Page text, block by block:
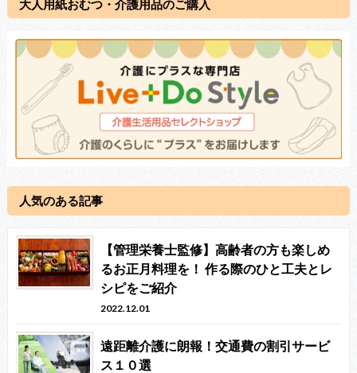
大人用紙おむつ・介護用品のご購入
人気のある記事
【管理栄養士監修】高齢者の方も楽しめ
るお正月料理を！ 作る際のひと工夫とレ
シピをご紹介
2022.12.01
遠距離介護に朗報！交通費の割引サービ
ス１０選